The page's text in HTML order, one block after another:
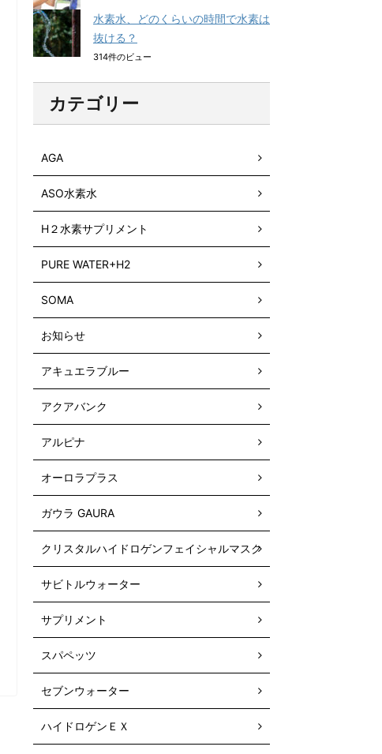
水素水、どのくらいの時間で水素は
抜ける？
314件のビュー
カテゴリー
AGA
ASO水素水
H２水素サプリメント
PURE WATER+H2
SOMA
お知らせ
アキュエラブルー
アクアバンク
アルピナ
オーロラプラス
ガウラ GAURA
クリスタルハイドロゲンフェイシャルマスク
サビトルウォーター
サプリメント
スパペッツ
セブンウォーター
ハイドロゲンＥＸ